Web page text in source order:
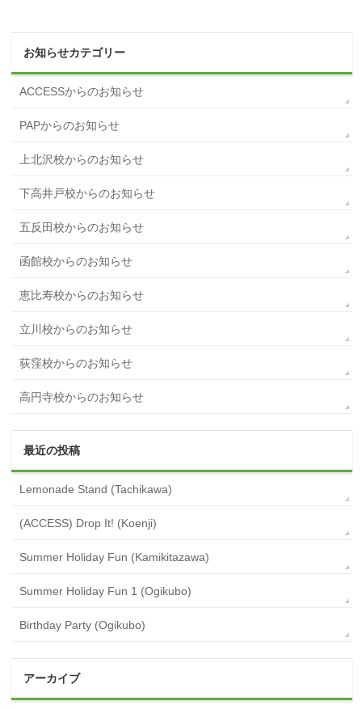
お知らせカテゴリー
ACCESSからのお知らせ
PAPからのお知らせ
上北沢校からのお知らせ
下高井戸校からのお知らせ
五反田校からのお知らせ
函館校からのお知らせ
恵比寿校からのお知らせ
立川校からのお知らせ
荻窪校からのお知らせ
高円寺校からのお知らせ
最近の投稿
Lemonade Stand (Tachikawa)
(ACCESS) Drop It! (Koenji)
Summer Holiday Fun (Kamikitazawa)
Summer Holiday Fun 1 (Ogikubo)
Birthday Party (Ogikubo)
アーカイブ